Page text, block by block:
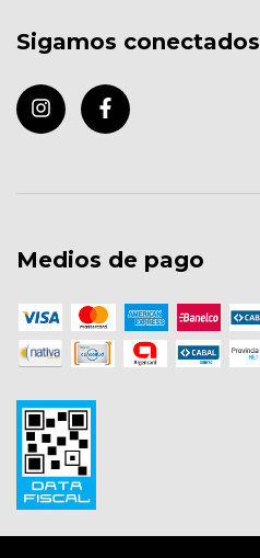
Sigamos conectados
Medios de pago